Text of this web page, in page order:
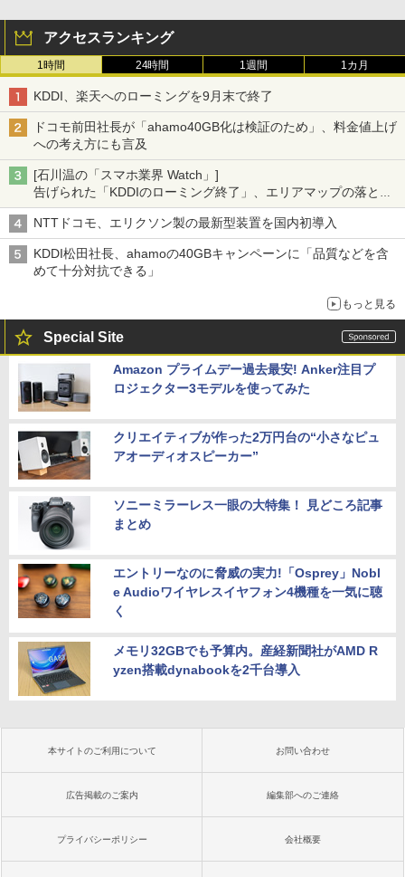
アクセスランキング
1時間 24時間 1週間 1カ月
KDDI、楽天へのローミングを9月末で終了
ドコモ前田社長が「ahamo40GB化は検証のため」、料金値上げ
への考え方にも言及
[石川温の「スマホ業界 Watch」]
告げられた「KDDIのローミング終了」、エリアマップの落とし
穴と楽天モバイルの課題
NTTドコモ、エリクソン製の最新型装置を国内初導入
KDDI松田社長、ahamoの40GBキャンペーンに「品質などを含
めて十分対抗できる」
もっと見る
Special Site
Amazon プライムデー過去最安! Anker注目プ
ロジェクター3モデルを使ってみた
クリエイティブが作った2万円台の“小さなピュ
アオーディオスピーカー”
ソニーミラーレス一眼の大特集！ 見どころ記事
まとめ
エントリーなのに脅威の実力!「Osprey」Nobl
e Audioワイヤレスイヤフォン4機種を一気に聴
く
メモリ32GBでも予算内。産経新聞社がAMD R
yzen搭載dynabookを2千台導入
本サイトのご利用について お問い合わせ
広告掲載のご案内 編集部へのご連絡
プライバシーポリシー 会社概要